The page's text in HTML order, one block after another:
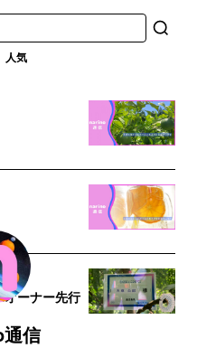
人気
ーナー先行
信